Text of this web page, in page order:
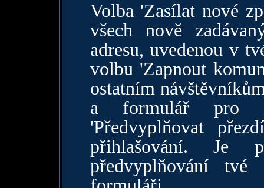
Volba 'Zasílat nové
všech nově
adresu, uvedenou v
volbu 'Zapnout
ostatním
a formulář pro
'Předvyplňovat
přihlašování. Je
předvyplňování tvé